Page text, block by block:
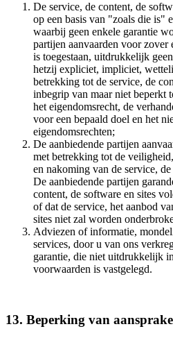
De service, de content, de
op een basis van "zoals die is"
waarbij geen enkele garantie
partijen aanvaarden voor
is toegestaan, uitdrukkelijk
hetzij expliciet, impliciet,
betrekking tot de service, de
inbegrip van maar niet beperkt
het eigendomsrecht, de
voor een bepaald doel en het
eigendomsrechten;
De aanbiedende partijen
met betrekking tot de
en nakoming van de service,
De aanbiedende partijen
content, de software en sites
of dat de service, het aanbod
sites niet zal worden
Adviezen of informatie,
services, door u van ons
garantie, die niet uitdrukkelijk
voorwaarden is vastgelegd.
13. Beperking van